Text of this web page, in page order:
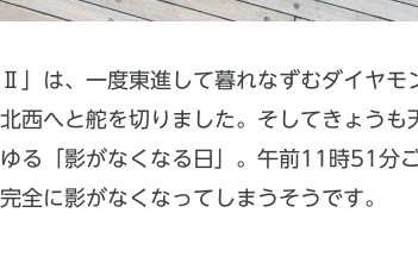
」は、一度東進して暮れなずむダイヤモ
西へと舵を切りました。そしてきょうも
る「影がなくなる日」。午前11時51分
全に影がなくなってしまうそうです。